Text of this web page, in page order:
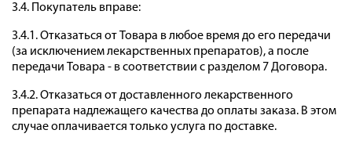
3.4. Покупатель вправе:
3.4.1. Отказаться от Товара в любое время до его передачи
(за исключением лекарственных препаратов), а после
передачи Товара - в соответствии с разделом 7 Договора.
3.4.2. Отказаться от доставленного лекарственного
препарата надлежащего качества до оплаты заказа. В этом
случае оплачивается только услуга по доставке.